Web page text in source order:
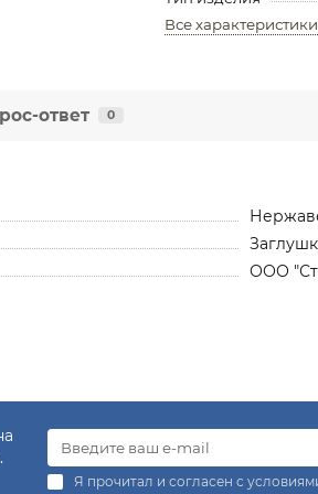
Все характеристики
ответ 0
ООО
Я прочитал и согласен с